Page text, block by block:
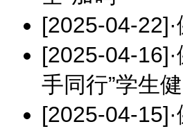
[2025-04-22]·
[2025-04-16]·
手同行”学生
[2025-04-15]·